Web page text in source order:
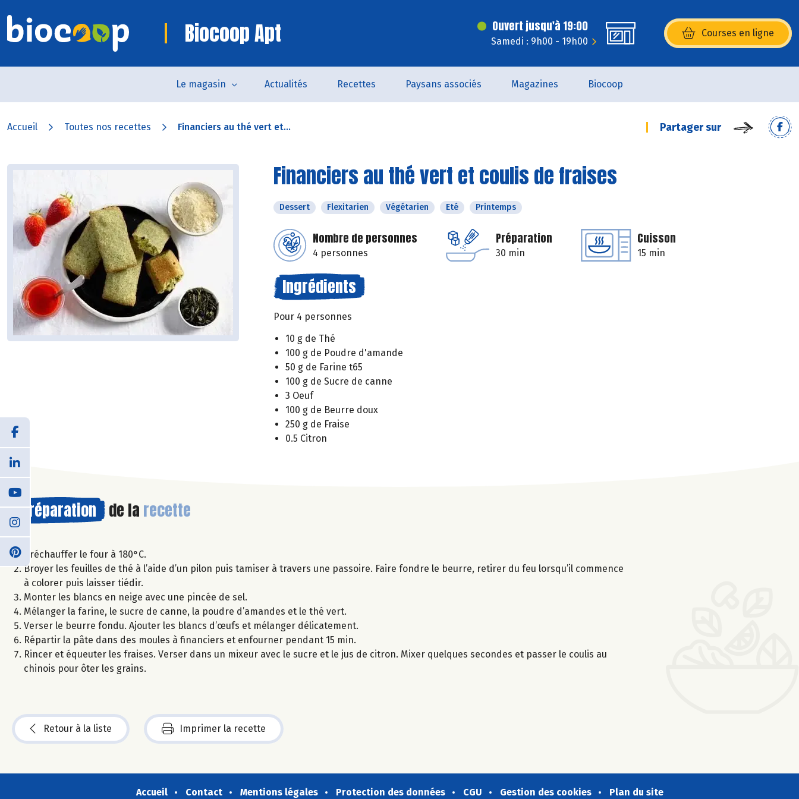
Biocoop Apt Ouvert jusqu'à 19:00
Samedi : 9h00 - 19h00
Courses en ligne
(s’ouvre dans une nouvelle
Le magasin Actualités Recettes Paysans associés Magazines Biocoop
Accueil Toutes nos recettes Financiers au thé vert et... Partager sur
Financiers au thé vert et coulis de fraises
Dessert Flexitarien Végétarien Eté Printemps
Nombre de personnes
4 personnes
Préparation
30 min
Cuisson
15 min
Ingrédients
Pour 4 personnes
10 g de Thé
100 g de Poudre d'amande
50 g de Farine t65
100 g de Sucre de canne
3 Oeuf
100 g de Beurre doux
250 g de Fraise
0.5 Citron
Préparation de la recette
Préchauffer le four à 180°C.
Broyer les feuilles de thé à l’aide d’un pilon puis tamiser à travers une passoire. Faire fondre le beurre, retirer du feu lorsqu’il commence
à colorer puis laisser tiédir.
Monter les blancs en neige avec une pincée de sel.
Mélanger la farine, le sucre de canne, la poudre d’amandes et le thé vert.
Verser le beurre fondu. Ajouter les blancs d’œufs et mélanger délicatement.
Répartir la pâte dans des moules à financiers et enfourner pendant 15 min.
Rincer et équeuter les fraises. Verser dans un mixeur avec le sucre et le jus de citron. Mixer quelques secondes et passer le coulis au
chinois pour ôter les grains.
Retour à la liste Imprimer la recette
Accueil Contact Mentions légales Protection des données CGU Gestion des cookies Plan du site